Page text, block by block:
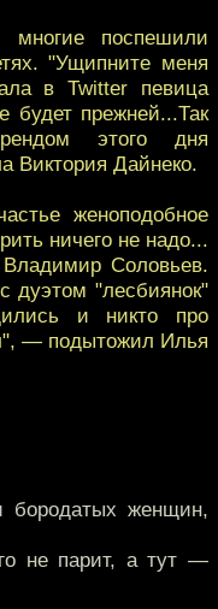
многие поспешили
"Ущипните меня
в Twitter певица
будет прежней...Так
этого дня
Виктория Дайнеко.
женоподобное
ничего не надо...
Соловьев.
дуэтом "лесбиянок"
и никто про
— подытожил Илья
бородатых женщин,
не парит, а тут —